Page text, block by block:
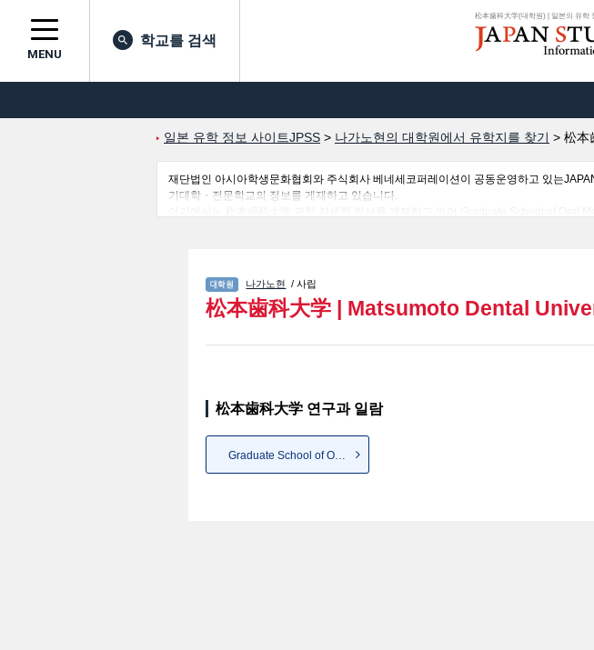
松本歯科大学(대학원) | 일본의 유학
MENU
학교를 검색
일본 유학 정보 사이트JPSS > 나가노현의 대학원에서 유학지를 찾기 > 松本
재단법인 아시아학생문화협회와 주식회사 베네세코퍼레이션이 공동운영하고 있는
기대학・전문학교의 정보를 게재하고 있습니다.
여기에서는 松本歯科大学 관한 자세한 정보를 게재하고 있어 Graduate School of Oral
나가노현 / 사립
松本歯科大学 | Matsumoto Dental
松本歯科大学 연구과 일람
Graduate School of Oral Medicine